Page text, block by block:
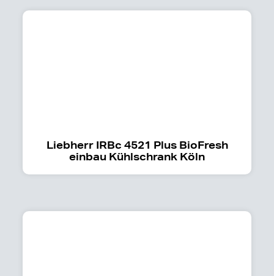
Liebherr IRBc 4521 Plus BioFresh
einbau Kühlschrank Köln